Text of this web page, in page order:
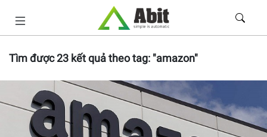
Tìm được23 kết quả theo tag: "amazon"